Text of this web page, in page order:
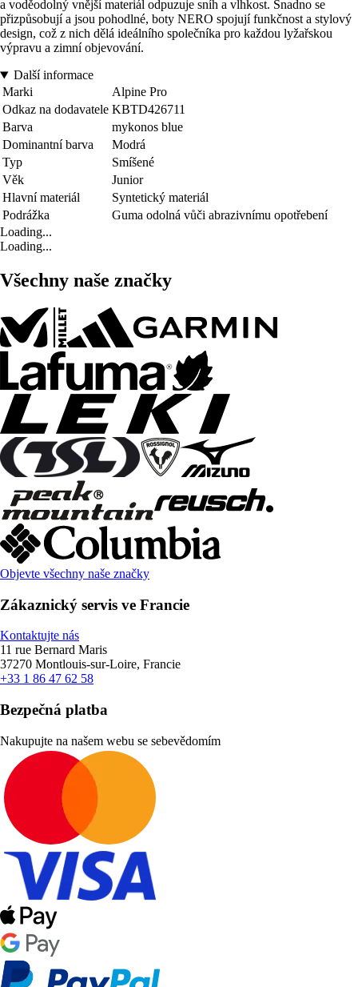
a voděodolný vnější materiál odpuzuje sníh a vlhkost. Snadno se
přizpůsobují a jsou pohodlné, boty NERO spojují funkčnost a stylový
design, což z nich dělá ideálního společníka pro každou lyžařskou
výpravu a zimní objevování.
Další informace
Marki
Alpine Pro
Odkaz na dodavatele KBTD426711
Barva
mykonos blue
Dominantní barva
Modrá
Typ
Smíšené
Věk
Junior
Hlavní materiál
Syntetický materiál
Podrážka
Guma odolná vůči abrazivnímu opotřebení
Loading...
Loading...
Všechny naše značky
Objevte všechny naše značky
Zákaznický servis ve Francie
Kontaktujte nás
11 rue Bernard Maris
37270 Montlouis-sur-Loire, Francie
+33 1 86 47 62 58
Bezpečná platba
Nakupujte na našem webu se sebevědomím